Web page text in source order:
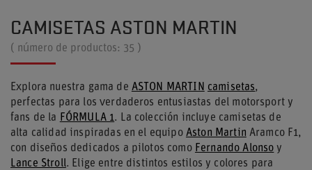
CAMISETAS ASTON MARTIN
( número de productos: 35 )
Explora nuestra gama de ASTON MARTIN camisetas,
perfectas para los verdaderos entusiastas del motorsport y
fans de la FÓRMULA 1. La colección incluye camisetas de
alta calidad inspiradas en el equipo Aston Martin Aramco F1,
con diseños dedicados a pilotos como Fernando Alonso y
Lance Stroll. Elige entre distintos estilos y colores para